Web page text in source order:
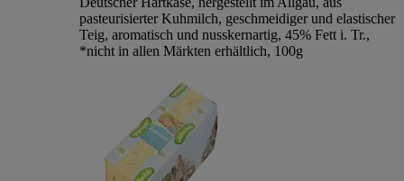
pasteurisierter Kuhmilch, geschmeidiger und elastischer
Teig, aromatisch und nusskernartig, 45% Fett i. Tr.,
*nicht in allen Märkten erhältlich, 100g